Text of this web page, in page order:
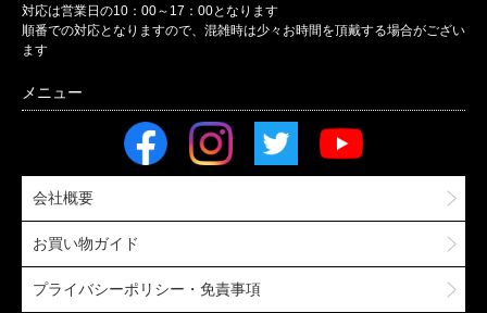
対応は営業日の10：00～17：00となります
順番での対応となりますので、混雑時は少々お時間を頂戴する場合がござい
ます
会社概要
お買い物ガイド
プライバシーポリシー・免責事項